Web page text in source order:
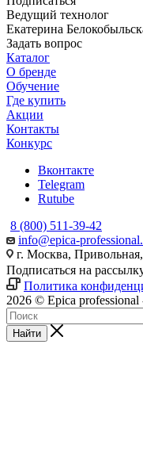
Ведущий технолог
Екатерина
Задать вопрос
Каталог
О бренде
Обучение
Где купить
Акции
Контакты
Конкурс
Вконтакте
Telegram
Rutube
8 (800) 511-39-42
info@epica-
г. Москва,
Подписаться на
Политика
2026 © Epica
Найти